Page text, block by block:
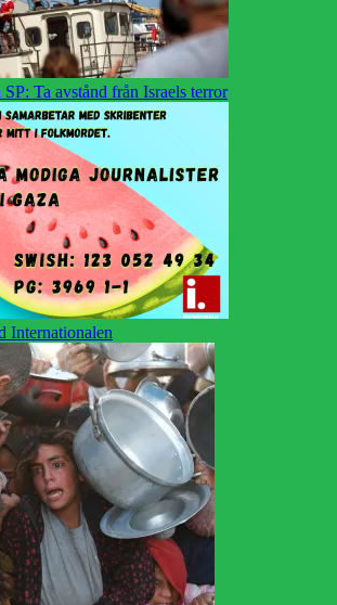
Ta avstånd från Israels terror
Internationalen